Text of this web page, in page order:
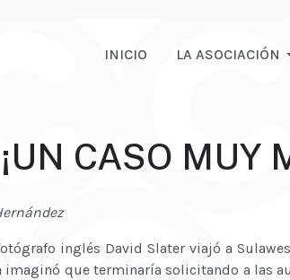
INICIO LA ASOCIACIÓN
¡UN CASO MUY
inglés David Slater viajó a
imaginó que terminaría solicitando a las